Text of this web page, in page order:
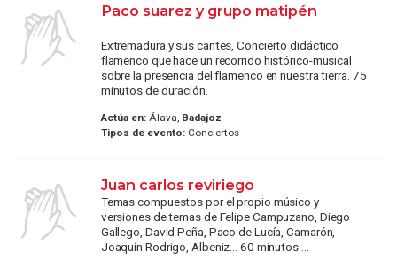
Paco suarez y grupo matipén
Extremadura y sus cantes, Concierto didáctico
flamenco que hace un recorrido histórico-musical
sobre la presencia del flamenco en nuestra tierra. 75
minutos de duración.
Actúa en:Álava, Badajoz
Tipos de evento:Conciertos
Juan carlos reviriego
Temas compuestos por el propio músico y
versiones de temas de Felipe Campuzano, Diego
Gallego, David Peña, Paco de Lucía, Camarón,
Joaquín Rodrigo, Albeniz... 60 minutos ...